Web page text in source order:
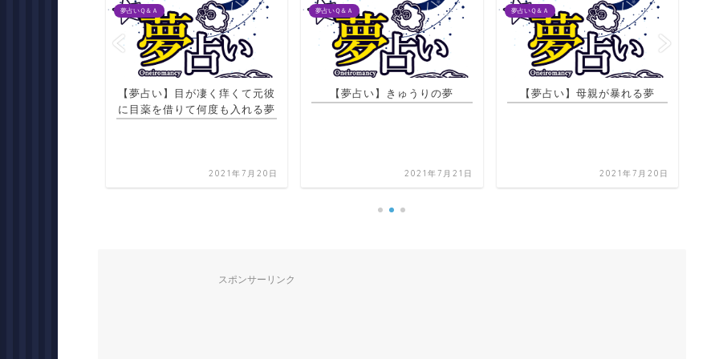
夢占いＱ＆Ａ
【夢占い】きゅうりの夢
2021年7月21日
夢占いＱ＆Ａ
【夢占い】母親が暴れる夢
2021年7月20日
夢占いＱ＆Ａ
2021年7月20日
スポンサーリンク